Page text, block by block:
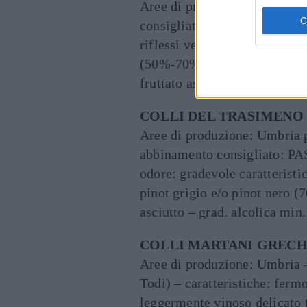
Aree di produzione: Umbria
consigliato: PASTO
riflessi verdognoli – odore:
(50%-70%) grechetto (10%-
fruttato asciutto – grad.
COLLI DEL TRASIMENO
Aree di produzione: Umbria
abbinamento consigliato:
odore: gradevole
pinot grigio e/o pinot nero
asciutto – grad. alcolica min.
COLLI MARTANI
Aree di produzione: Umbria
Todi) – caratteristiche:
leggermente vinoso